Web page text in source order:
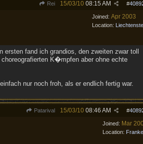
Rei #
15/03/10 08:15 AM
Joined: Apr 2003
Location:
ersten fand ich grandios, den zweiten zwar toll
K�mpfen aber ohne echte
nur noch froh, als er endlich fertig war.
Patarival #
15/03/10 08:46 AM
Joined: Mar
Location: